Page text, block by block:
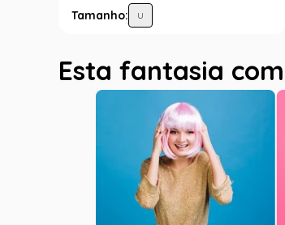
Tamanho: U
Esta fantasia